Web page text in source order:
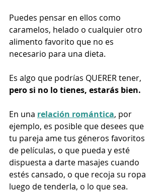
Puedes pensar en ellos como
caramelos, helado o cualquier otro
alimento favorito que no es
necesario para una dieta.
Es algo que podrías QUERER tener,
pero si no lo tienes, estarás bien.
En una relación romántica, por
ejemplo, es posible que desees que
tu pareja ame tus géneros favoritos
de películas, o que pueda y esté
dispuesta a darte masajes cuando
estés cansado, o que recoja su ropa
luego de tenderla, o lo que sea.